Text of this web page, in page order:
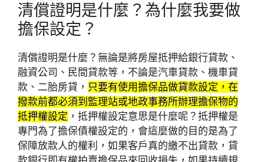
清償證明是什麼？為什麼我要做
擔保設定？
清償證明是什麼？無論是將房屋抵押給銀行貸款、
融資公司、民間貸款等，不論是汽車貸款、機車貸
款、二胎房貸， 只要有使用擔保品做貸款設定，在
撥款前都必須到監理站或地政事務所辦理擔保物的
抵押權設定 ，抵押權設定意思是什麼呢？抵押權是
專門為了擔保債權設定的，會這麼做的目的是為了
保障放款人的權利，如果客戶真的繳不出貸款，貸